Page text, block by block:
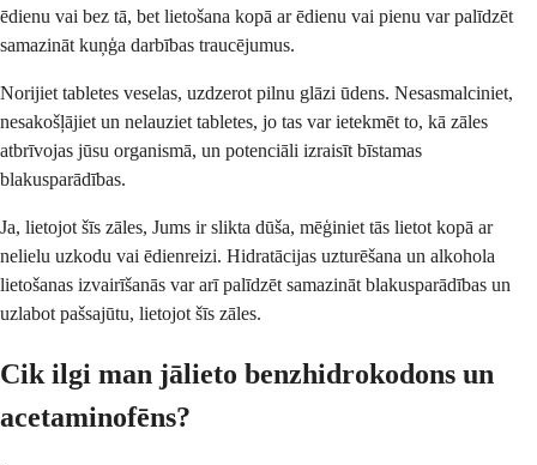
ēdienu vai bez tā, bet lietošana kopā ar ēdienu vai pienu var palīdzēt
samazināt kuņģa darbības traucējumus.
Norijiet tabletes veselas, uzdzerot pilnu glāzi ūdens. Nesasmalciniet,
nesakošļājiet un nelauziet tabletes, jo tas var ietekmēt to, kā zāles
atbrīvojas jūsu organismā, un potenciāli izraisīt bīstamas
blakusparādības.
Ja, lietojot šīs zāles, Jums ir slikta dūša, mēģiniet tās lietot kopā ar
nelielu uzkodu vai ēdienreizi. Hidratācijas uzturēšana un alkohola
lietošanas izvairīšanās var arī palīdzēt samazināt blakusparādības un
uzlabot pašsajūtu, lietojot šīs zāles.
Cik ilgi man jālieto benzhidrokodons un
acetaminofēns?